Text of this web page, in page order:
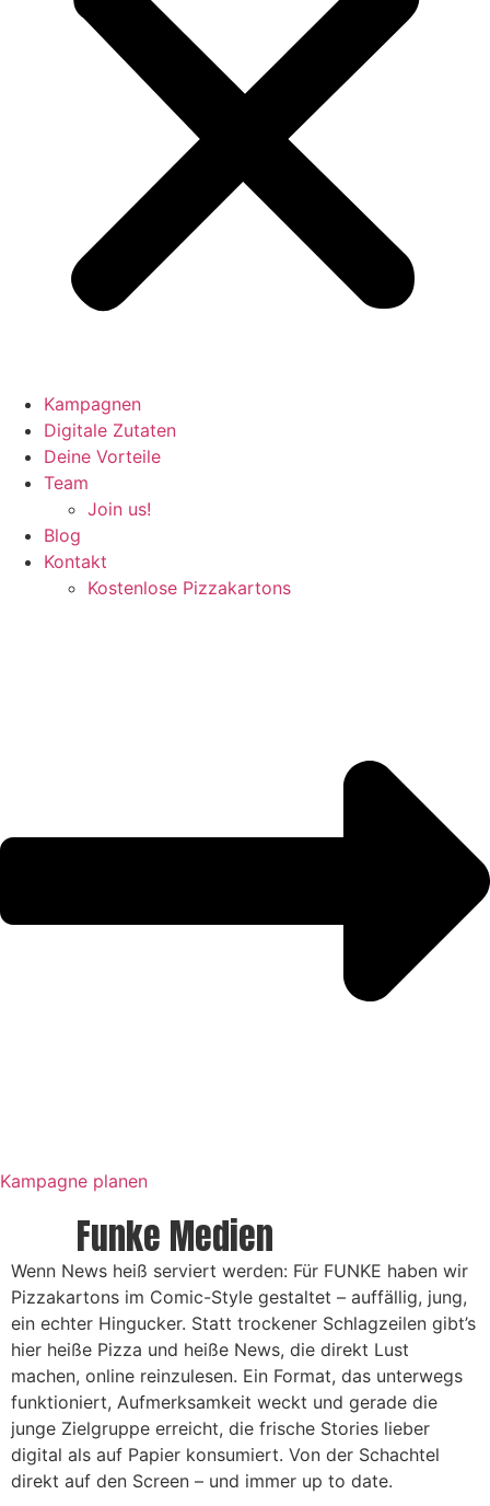
Kampagnen
Digitale Zutaten
Deine Vorteile
Team
Join us!
Blog
Kontakt
Kostenlose Pizzakartons
Kampagne planen
Funke Medien
Wenn News heiß serviert werden: Für FUNKE haben wir
Pizzakartons im Comic-Style gestaltet – auffällig, jung,
ein echter Hingucker. Statt trockener Schlagzeilen gibt’s
hier heiße Pizza und heiße News, die direkt Lust
machen, online reinzulesen. Ein Format, das unterwegs
funktioniert, Aufmerksamkeit weckt und gerade die
junge Zielgruppe erreicht, die frische Stories lieber
digital als auf Papier konsumiert. Von der Schachtel
direkt auf den Screen – und immer up to date.